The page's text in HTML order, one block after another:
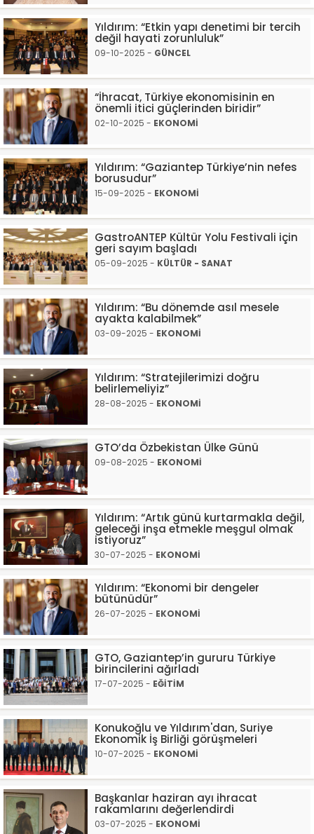
Yıldırım: “Etkin yapı denetimi bir tercih
değil hayati zorunluluk”
09-10-2025 - GÜNCEL
“İhracat, Türkiye ekonomisinin en
önemli itici güçlerinden biridir”
02-10-2025 - EKONOMİ
Yıldırım: “Gaziantep Türkiye’nin nefes
borusudur”
15-09-2025 - EKONOMİ
GastroANTEP Kültür Yolu Festivali için
geri sayım başladı
05-09-2025 - KÜLTÜR - SANAT
Yıldırım: “Bu dönemde asıl mesele
ayakta kalabilmek”
03-09-2025 - EKONOMİ
Yıldırım: “Stratejilerimizi doğru
belirlemeliyiz”
28-08-2025 - EKONOMİ
GTO’da Özbekistan Ülke Günü
09-08-2025 - EKONOMİ
Yıldırım: “Artık günü kurtarmakla değil,
geleceği inşa etmekle meşgul olmak
istiyoruz”
30-07-2025 - EKONOMİ
Yıldırım: “Ekonomi bir dengeler
bütünüdür”
26-07-2025 - EKONOMİ
GTO, Gaziantep’in gururu Türkiye
birincilerini ağırladı
17-07-2025 - EĞİTİM
Konukoğlu ve Yıldırım'dan, Suriye
Ekonomik İş Birliği görüşmeleri
10-07-2025 - EKONOMİ
Başkanlar haziran ayı ihracat
rakamlarını değerlendirdi
03-07-2025 - EKONOMİ